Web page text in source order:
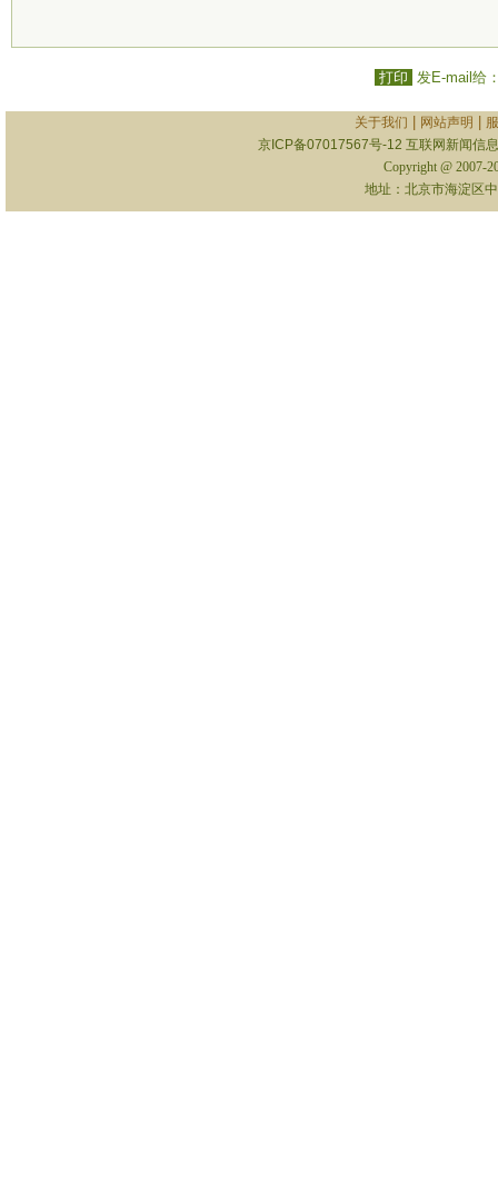
打印 发E-mail给
关于我们 网站声明
京ICP备07017567号-12 互联网新闻信
Copyright @ 2007-
地址：北京市海淀区